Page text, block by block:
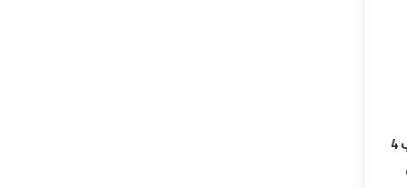
وفي هذا الإطار، أثبتت دراسة حديثة أن الأشخاص الذين يستهلكون أكثر من 400 ملغرام من الكافيين يوميا (وهو ما يعادل شرب 4